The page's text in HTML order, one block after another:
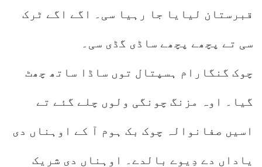
قبرستان لیایا جا رہیا سی۔ اگے اگے ٹرک
سی تے پچھے پچھے ساڈی گڈی سی۔
چوک گنگارام ہسپتال توں ساڈا ساتھ چھٹ
گیا۔ اوہ مزنگ چونگی ولوں چلے گئے تے
اسیں صفانوالہ چوک بک ہوم آ کے اوہناں دی
یاداں دے دِیوے بالدے۔ اوہناں دی شریک